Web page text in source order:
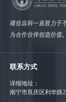
联系方式
详细地址：
南宁市良庆区利华路